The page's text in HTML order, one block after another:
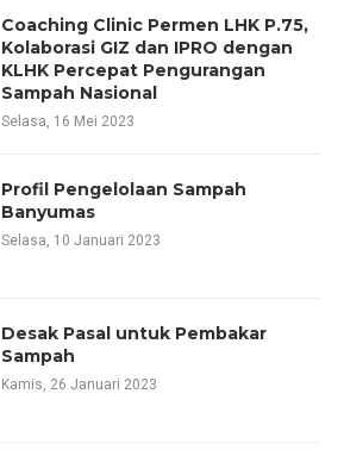
Coaching Clinic Permen LHK P.75,
Kolaborasi GIZ dan IPRO dengan
KLHK Percepat Pengurangan
Sampah Nasional
Selasa, 16 Mei 2023
Profil Pengelolaan Sampah
Banyumas
Selasa, 10 Januari 2023
Desak Pasal untuk Pembakar
Sampah
Kamis, 26 Januari 2023